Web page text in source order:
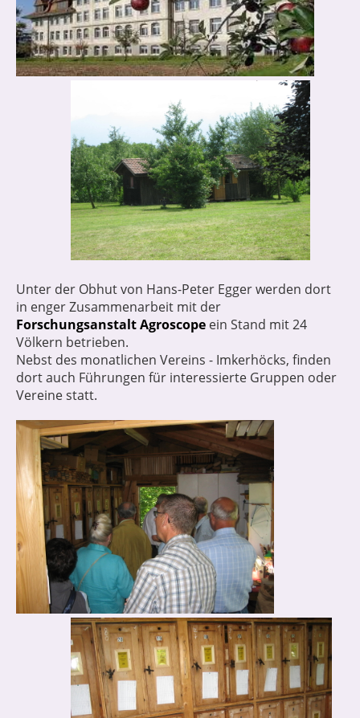
Unter der Obhut von Hans-Peter Egger werden dort
in enger Zusammenarbeit mit der
Forschungsanstalt Agroscope ein Stand mit 24
Völkern betrieben.
Nebst des monatlichen Vereins - Imkerhöcks, finden
dort auch Führungen für interessierte Gruppen oder
Vereine statt.